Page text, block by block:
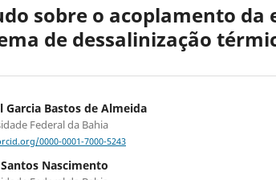
sobre o acoplamento
de dessalinização
Garcia Bastos de Almeida
Federal da Bahia
0000-0001-7000-5243
Nascimento